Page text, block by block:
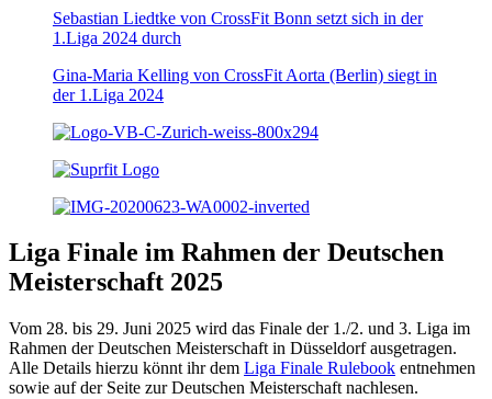
Sebastian Liedtke von CrossFit Bonn setzt sich in der
1.Liga 2024 durch
Gina-Maria Kelling von CrossFit Aorta (Berlin) siegt in
der 1.Liga 2024
Liga Finale im Rahmen der Deutschen
Meisterschaft 2025
Vom 28. bis 29. Juni 2025 wird das Finale der 1./2. und 3. Liga im
Rahmen der Deutschen Meisterschaft in Düsseldorf ausgetragen.
Alle Details hierzu könnt ihr dem Liga Finale Rulebook entnehmen
sowie auf der Seite zur Deutschen Meisterschaft nachlesen.